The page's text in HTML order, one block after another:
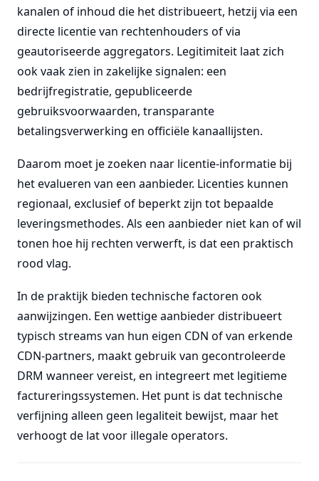
kanalen of inhoud die het distribueert, hetzij via een
directe licentie van rechtenhouders of via
geautoriseerde aggregators. Legitimiteit laat zich
ook vaak zien in zakelijke signalen: een
bedrijfregistratie, gepubliceerde
gebruiksvoorwaarden, transparante
betalingsverwerking en officiële kanaallijsten.
Daarom moet je zoeken naar licentie-informatie bij
het evalueren van een aanbieder. Licenties kunnen
regionaal, exclusief of beperkt zijn tot bepaalde
leveringsmethodes. Als een aanbieder niet kan of wil
tonen hoe hij rechten verwerft, is dat een praktisch
rood vlag.
In de praktijk bieden technische factoren ook
aanwijzingen. Een wettige aanbieder distribueert
typisch streams van hun eigen CDN of van erkende
CDN-partners, maakt gebruik van gecontroleerde
DRM wanneer vereist, en integreert met legitieme
factureringssystemen. Het punt is dat technische
verfijning alleen geen legaliteit bewijst, maar het
verhoogt de lat voor illegale operators.